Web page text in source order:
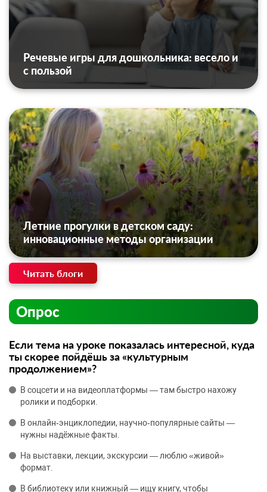
Речевые игры для дошкольника: весело и
с пользой
Летние прогулки в детском саду:
инновационные методы организации
Читать блоги
Опрос
Если тема на уроке показалась интересной, куда
ты скорее пойдёшь за «культурным
продолжением»?
В соцсети и на видеоплатформы — там быстро нахожу
ролики и подборки.
В онлайн‑энциклопедии, научно‑популярные сайты —
нужны надёжные факты.
На выставки, лекции, экскурсии — люблю «живой»
формат.
В библиотеку или книжный — ищу книгу, чтобы